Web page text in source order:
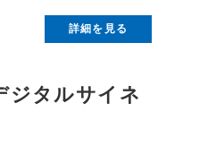
詳細を見る
ジタルサイネ